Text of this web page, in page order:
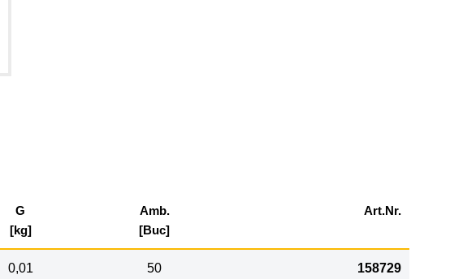
G
[kg]
Amb.
[Buc]
Art.Nr.
0,01 50 158729